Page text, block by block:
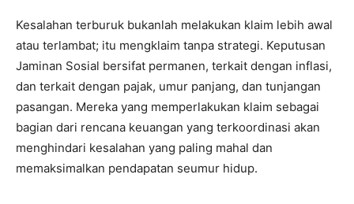
Kesalahan terburuk bukanlah melakukan klaim lebih awal
atau terlambat; itu mengklaim tanpa strategi. Keputusan
Jaminan Sosial bersifat permanen, terkait dengan inflasi,
dan terkait dengan pajak, umur panjang, dan tunjangan
pasangan. Mereka yang memperlakukan klaim sebagai
bagian dari rencana keuangan yang terkoordinasi akan
menghindari kesalahan yang paling mahal dan
memaksimalkan pendapatan seumur hidup.